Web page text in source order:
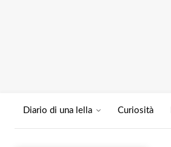
Diario di una lella Curiosità